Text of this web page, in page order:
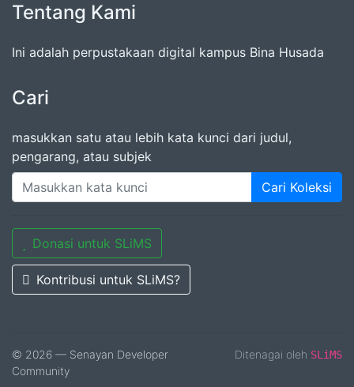
Tentang Kami
Ini adalah perpustakaan digital kampus Bina Husada
Cari
masukkan satu atau lebih kata kunci dari judul,
pengarang, atau subjek
Cari Koleksi
Donasi untuk SLiMS
Kontribusi untuk SLiMS?
© 2026 — Senayan Developer
Community
Ditenagai oleh SLiMS